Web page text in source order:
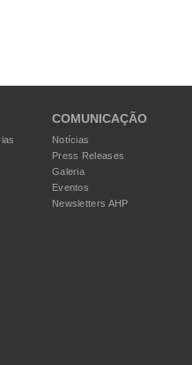
COMUNICAÇÃO
Notícias
Press Releases
Galeria
Eventos
Newsletters AHP